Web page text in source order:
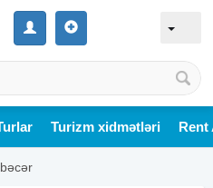
Turizm xidmətləri Rent